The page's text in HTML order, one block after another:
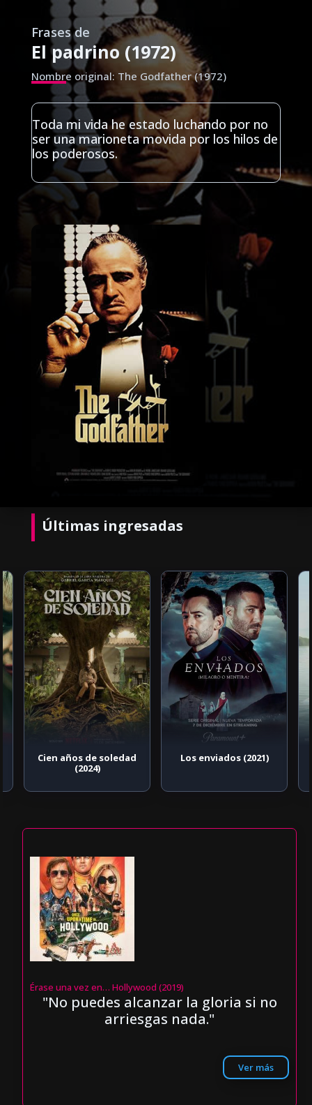
Frases de
El padrino (1972)
Nombre original: The Godfather (1972)
Toda mi vida he estado luchando por no
ser una marioneta movida por los hilos de
los poderosos.
Últimas ingresadas
Cien años de soledad
(2024)
Los enviados (2021)
Érase una vez en… Hollywood (2019)
"No puedes alcanzar la gloria si no
arriesgas nada."
Ver más